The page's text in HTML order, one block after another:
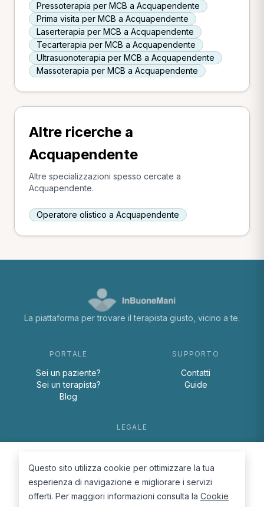
Pressoterapia per MCB a Acquapendente
Prima visita per MCB a Acquapendente
Laserterapia per MCB a Acquapendente
Tecarterapia per MCB a Acquapendente
Ultrasuonoterapia per MCB a Acquapendente
Massoterapia per MCB a Acquapendente
Altre ricerche a
Acquapendente
Altre specializzazioni spesso cercate a
Acquapendente.
Operatore olistico a Acquapendente
La piattaforma per trovare il terapista giusto, vicino a te.
PORTALE
Sei un paziente?
Sei un terapista?
Blog
SUPPORTO
Contatti
Guide
LEGALE
Cookie Policy
Questo sito utilizza cookie per ottimizzare la tua
esperienza di navigazione e migliorare i servizi
offerti. Per maggiori informazioni consulta la Cookie